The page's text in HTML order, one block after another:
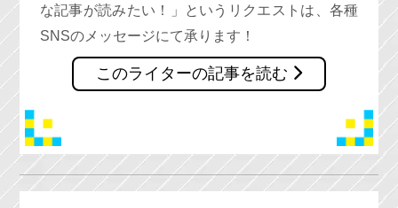
な記事が読みたい！」というリクエストは、各種
SNSのメッセージにて承ります！
このライターの記事を読む